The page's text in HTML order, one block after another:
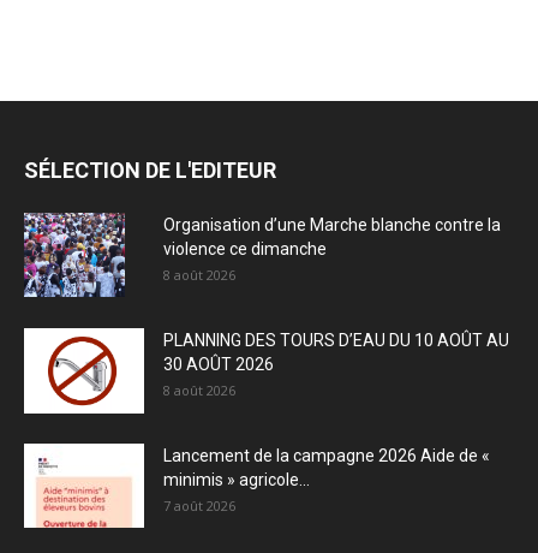
SÉLECTION DE L'EDITEUR
Organisation d’une Marche blanche contre la
violence ce dimanche
8 août 2026
PLANNING DES TOURS D’EAU DU 10 AOÛT AU
30 AOÛT 2026
8 août 2026
Lancement de la campagne 2026 Aide de «
minimis » agricole...
7 août 2026